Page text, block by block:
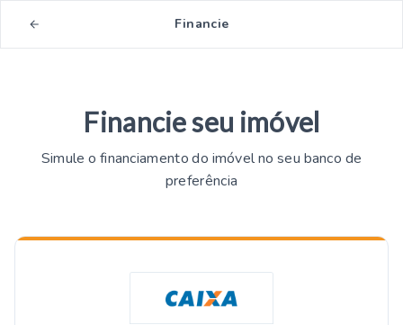
Financie
Financie seu imóvel
Simule o financiamento do imóvel no seu banco de
preferência